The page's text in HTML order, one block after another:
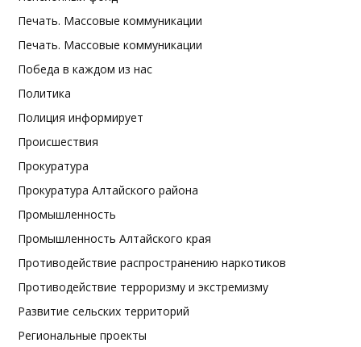
Печать. Массовые коммуникации
Печать. Массовые коммуникации
Победа в каждом из нас
Политика
Полиция информирует
Происшествия
Прокуратура
Прокуратура Алтайского района
Промышленность
Промышленность Алтайского края
Противодействие распространению наркотиков
Противодействие терроризму и экстремизму
Развитие сельских территорий
Региональные проекты